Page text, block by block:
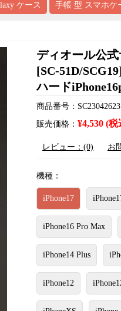
ケース 手帳 型 スマホケ
ディオール公
[SC-51D/
ハード
商品番号：SC23042623
販売価格： ¥4,530 (税
レビュー：(0) お
機種：
iPhone17
iPhone16 Pro Max
iPhone14 Plus
iPhone12